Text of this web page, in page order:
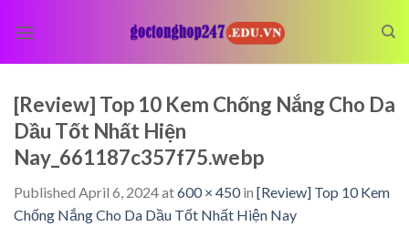
[Review] Top 10 Kem Chống Nắng Cho Da
Dầu Tốt Nhất Hiện
Nay_661187c357f75.webp
Published April 6, 2024at600 × 450in [Review] Top 10 Kem
Chống Nắng Cho Da Dầu Tốt Nhất Hiện Nay